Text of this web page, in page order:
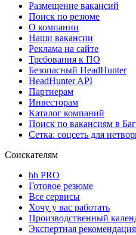
Размещение вакансий
Поиск по резюме
О компании
Наши вакансии
Реклама на сайте
Требования к ПО
Безопасный HeadHunter
HeadHunter API
Партнерам
Инвесторам
Каталог компаний
Поиск по вакансиям в
Сетка: соцсеть для
Соискателям
hh PRO
Готовое резюме
Все сервисы
Хочу у вас работать
Производственный
Экспертная рекомендация